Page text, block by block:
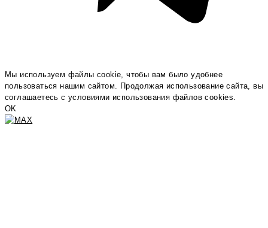
Мы используем файлы cookie, чтобы вам было удобнее
пользоваться нашим сайтом. Продолжая использование сайта, вы
соглашаетесь c условиями использования файлов cookies.
OK